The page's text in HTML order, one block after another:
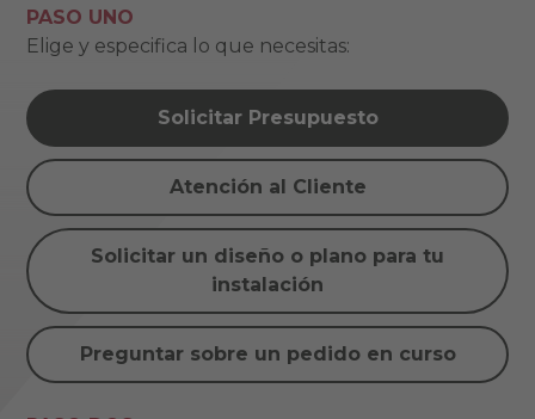
PASO UNO
Elige y especifica lo que necesitas:
Solicitar Presupuesto
Atención al Cliente
Solicitar un diseño o plano para tu
instalación
Preguntar sobre un pedido en curso